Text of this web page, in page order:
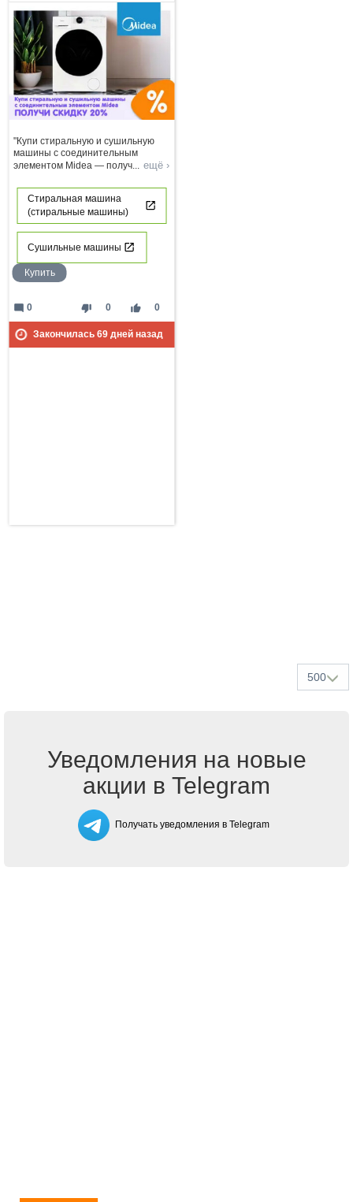
"Купи стиральную и сушильную
машины с соединительным
элементом Midea — получ... ещё ›
Стиральная машина
(стиральные машины)
Сушильные машины
Купить
thumb_down 0 thumb_up 0
mode_comment 0
Закончилась 69дней назад
500
Уведомления на новые
акции в Telegram
Получать уведомления в Telegram